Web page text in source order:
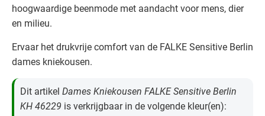
hoogwaardige beenmode met aandacht voor mens, dier
en milieu.
Ervaar het drukvrije comfort van de FALKE Sensitive Berlin
dames kniekousen.
Dit artikel Dames Kniekousen FALKE Sensitive Berlin
KH 46229 is verkrijgbaar in de volgende kleur(en):